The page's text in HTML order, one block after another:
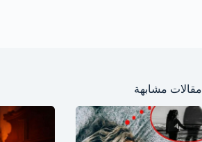
مقالات مشابهة